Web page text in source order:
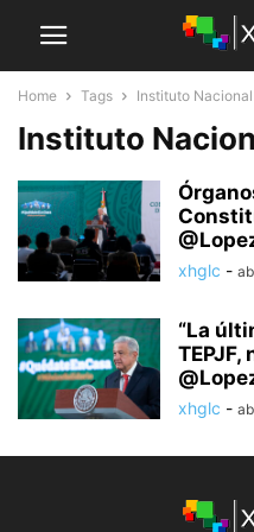
Home Tags Instituto
Instituto
xhglc -
“La
TEPJF,
xhglc -